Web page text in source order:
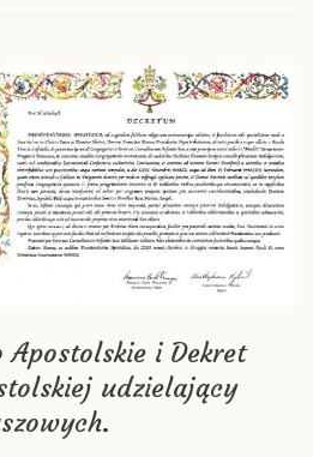
Apostolskie i Dekret
udzielający